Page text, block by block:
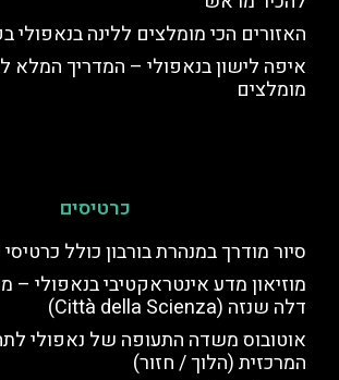
האזורים הכי מומלצים ללינה
איפה לישון בנאפולי – המדריך המלא
מומלצים
כרטיסים
סיור מודרך במנהרת בורבון כולל כרטיסי
מוזיאון מדע אינטראקטיבי בנאפולי –
דלה שנזה (Città della Scienza)
אוטובוס משדה התעופה של נאפולי
המרכזית (הלוך / חזור)